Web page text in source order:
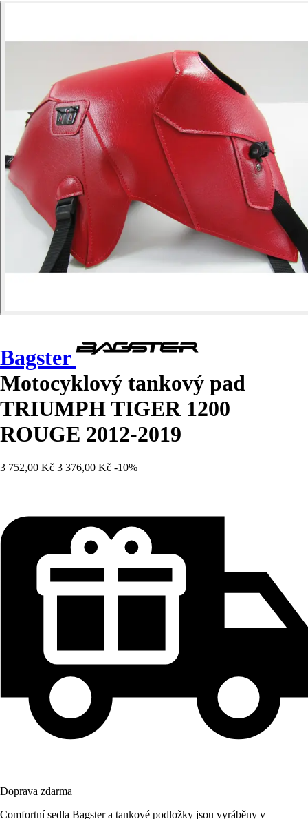
Bagster
Motocyklový tankový pad
TRIUMPH TIGER 1200
ROUGE 2012-2019
3 752,00 Kč 3 376,00 Kč -10%
Doprava zdarma
Comfortní sedla Bagster a tankové podložky jsou vyráběny v